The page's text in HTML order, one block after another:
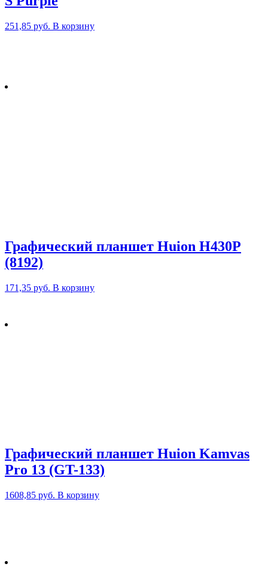
251,85 руб. В корзину
Графический планшет Huion H430P
(8192)
171,35 руб. В корзину
Графический планшет Huion Kamvas
Pro 13 (GT-133)
1608,85 руб. В корзину